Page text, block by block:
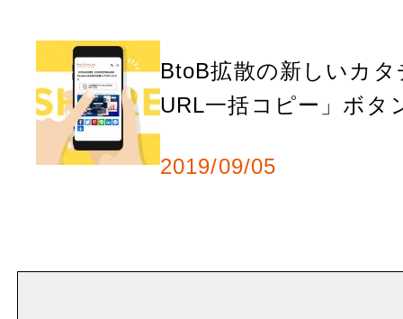
BtoB拡散の新しいカ
URL一括コピー」ボタ
2019/09/05